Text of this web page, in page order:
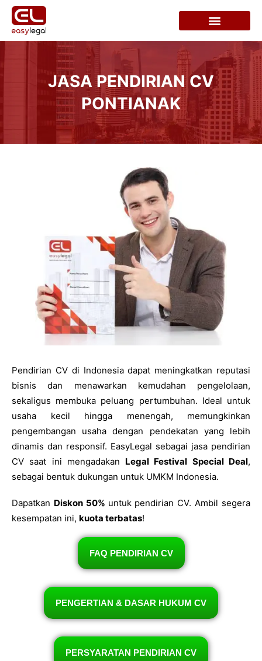
JASA PENDIRIAN CV
PONTIANAK
Pendirian CV di Indonesia dapat meningkatkan reputasi
bisnis dan menawarkan kemudahan pengelolaan,
sekaligus membuka peluang pertumbuhan. Ideal untuk
usaha kecil hingga menengah, memungkinkan
pengembangan usaha dengan pendekatan yang lebih
dinamis dan responsif. EasyLegal sebagai jasa pendirian
CV saat ini mengadakan Legal Festival Special Deal,
sebagai bentuk dukungan untuk UMKM Indonesia.
Dapatkan Diskon 50% untuk pendirian CV. Ambil segera
kesempatan ini, kuota terbatas!
FAQ PENDIRIAN CV
PENGERTIAN & DASAR HUKUM CV
PERSYARATAN PENDIRIAN CV